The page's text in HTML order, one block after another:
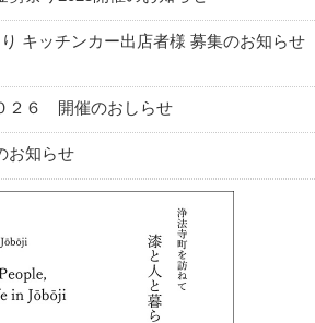
キッチンカー出店者様 募集のお知らせ
２６ 開催のおしらせ
お知らせ